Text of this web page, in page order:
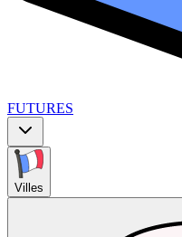
FUTURES
Villes